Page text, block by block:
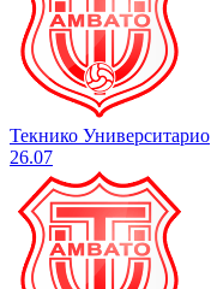
Текнико Университарио
26.07